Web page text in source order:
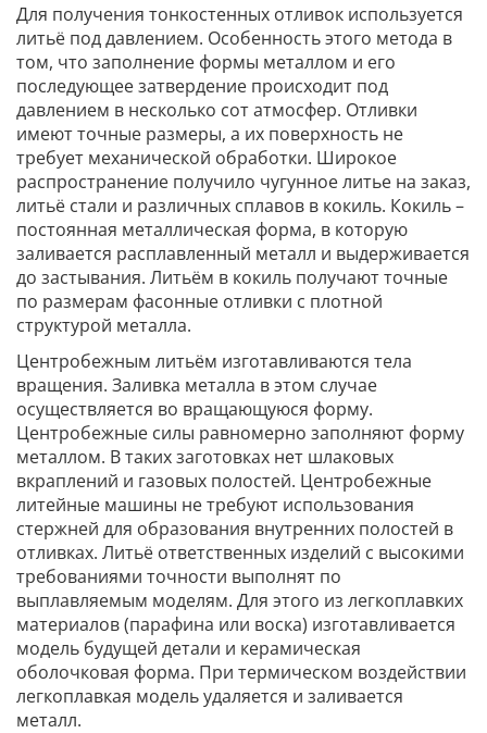
Для получения тонкостенных отливок используется
литьё под давлением. Особенность этого метода в
том, что заполнение формы металлом и его
последующее затвердение происходит под
давлением в несколько сот атмосфер. Отливки
имеют точные размеры, а их поверхность не
требует механической обработки. Широкое
распространение получило чугунное литье на заказ,
литьё стали и различных сплавов в кокиль. Кокиль –
постоянная металлическая форма, в которую
заливается расплавленный металл и выдерживается
до застывания. Литьём в кокиль получают точные
по размерам фасонные отливки с плотной
структурой металла.
Центробежным литьём изготавливаются тела
вращения. Заливка металла в этом случае
осуществляется во вращающуюся форму.
Центробежные силы равномерно заполняют форму
металлом. В таких заготовках нет шлаковых
вкраплений и газовых полостей. Центробежные
литейные машины не требуют использования
стержней для образования внутренних полостей в
отливках. Литьё ответственных изделий с высокими
требованиями точности выполнят по
выплавляемым моделям. Для этого из легкоплавких
материалов (парафина или воска) изготавливается
модель будущей детали и керамическая
оболочковая форма. При термическом воздействии
легкоплавкая модель удаляется и заливается
металл.